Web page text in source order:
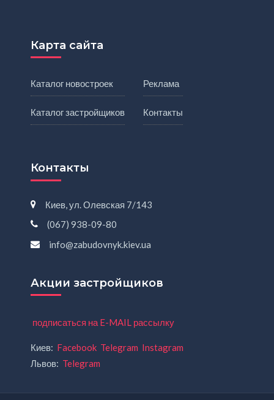
Карта сайта
Каталог новостроек
Каталог застройщиков
Реклама
Контакты
Контакты
Киев, ул. Олевская 7/143
(067) 938-09-80
info@zabudovnyk.kiev.ua
Акции застройщиков
подписаться на E-MAIL рассылку
Киев: Facebook Telegram Instagram
Львов: Telegram